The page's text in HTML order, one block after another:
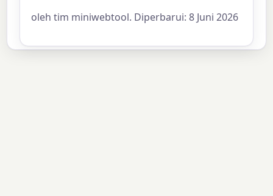
oleh tim miniwebtool. Diperbarui: 8 Juni 2026